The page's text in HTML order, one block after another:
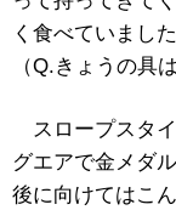
く食べていまし
（Q.きょうの具
スロープスタ
グエアで金メダ
後に向けてはこ